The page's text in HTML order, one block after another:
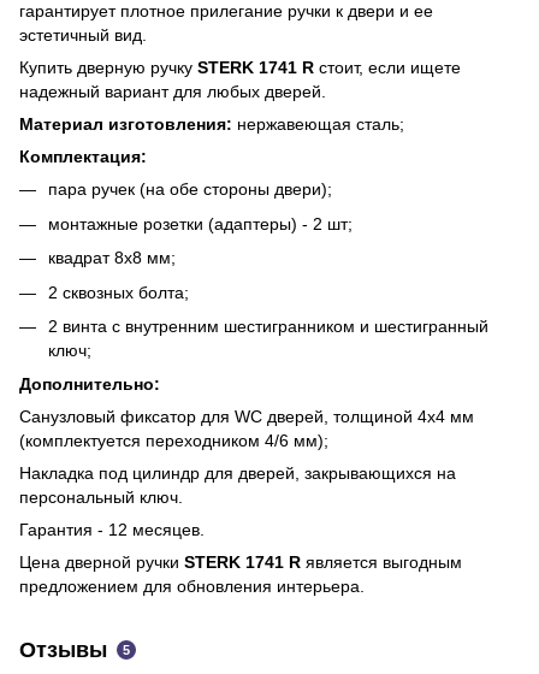
гарантирует плотное прилегание ручки к двери и ее
эстетичный вид.
Купить дверную ручку STERK 1741 R стоит, если ищете
надежный вариант для любых дверей.
Материал изготовления: нержавеющая сталь;
Комплектация:
пара ручек (на обе стороны двери);
монтажные розетки (адаптеры) - 2 шт;
квадрат 8х8 мм;
2 сквозных болта;
2 винта с внутренним шестигранником и шестигранный
ключ;
Дополнительно:
Санузловый фиксатор для WC дверей, толщиной 4х4 мм
(комплектуется переходником 4/6 мм);
Накладка под цилиндр для дверей, закрывающихся на
персональный ключ.
Гарантия - 12 месяцев.
Цена дверной ручки STERK 1741 R является выгодным
предложением для обновления интерьера.
Отзывы 5